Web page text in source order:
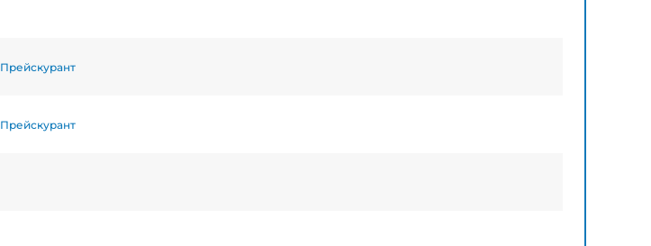
Прейскурант
Прейскурант